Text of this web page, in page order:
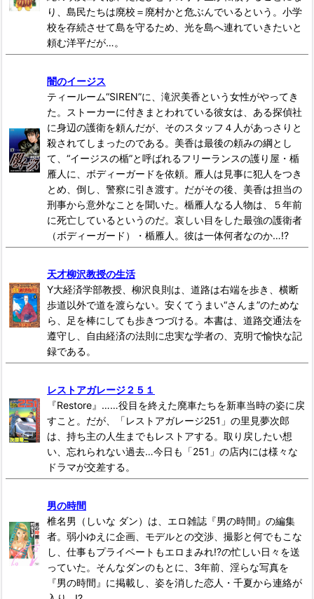
り、島民たちは廃校＝廃村かと危ぶんでいるという。小学
校を存続させて島を守るため、光を島へ連れていきたいと
頼む洋平だが…。
闇のイージス
ティールーム“SIREN”に、滝沢美香という女性がやってき
た。ストーカーに付きまとわれている彼女は、ある探偵社
に身辺の護衛を頼んだが、そのスタッフ４人があっさりと
殺されてしまったのである。美香は最後の頼みの綱とし
て、“イージスの楯”と呼ばれるフリーランスの護り屋・楯
雁人に、ボディーガードを依頼。雁人は見事に犯人をつき
とめ、倒し、警察に引き渡す。だがその後、美香は担当の
刑事から意外なことを聞いた。楯雁人なる人物は、５年前
に死亡しているというのだ。哀しい目をした最強の護衛者
（ボディーガード）・楯雁人。彼は一体何者なのか…!?
天才柳沢教授の生活
Y大経済学部教授、柳沢良則は、道路は右端を歩き、横断
歩道以外で道を渡らない。安くてうまい“さんま”のためな
ら、足を棒にしても歩きつづける。本書は、道路交通法を
遵守し、自由経済の法則に忠実な学者の、克明で愉快な記
録である。
レストアガレージ２５１
『Restore』……役目を終えた廃車たちを新車当時の姿に戻
すこと。だが、「レストアガレージ251」の里見夢次郎
は、持ち主の人生までもレストアする。取り戻したい想
い、忘れられない過去…今日も「251」の店内には様々な
ドラマが交差する。
男の時間
椎名男（しいな ダン）は、エロ雑誌『男の時間』の編集
者。弱小ゆえに企画、モデルとの交渉、撮影と何でもこな
し、仕事もプライベートもエロまみれ!?の忙しい日々を送
っていた。そんなダンのもとに、3年前、淫らな写真を
『男の時間』に掲載し、姿を消した恋人・千夏から連絡が